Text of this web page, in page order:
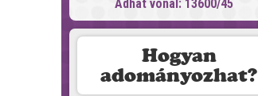
Adhat vonal: 13600/45
Hogyan
adományozhat?